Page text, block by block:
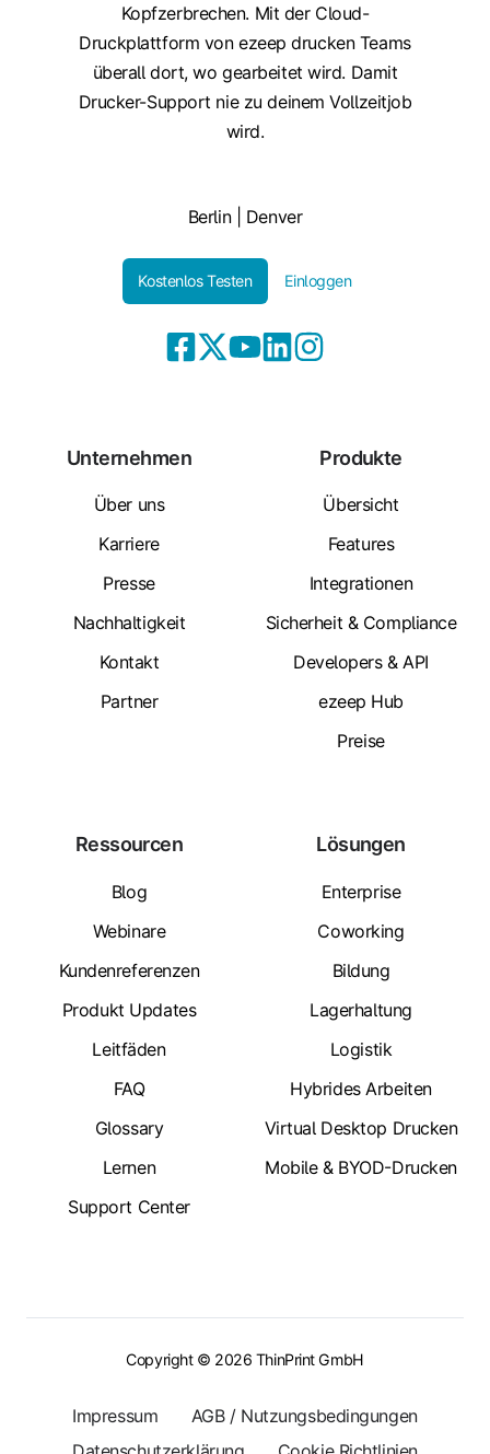
Kopfzerbrechen. Mit der Cloud-
Druckplattform von ezeep drucken Teams
überall dort, wo gearbeitet wird. Damit
Drucker-Support nie zu deinem Vollzeitjob
wird.
Berlin | Denver
Kostenlos Testen Einloggen
Unternehmen
Über uns
Karriere
Presse
Nachhaltigkeit
Kontakt
Partner
Produkte
Übersicht
Features
Integrationen
Sicherheit & Compliance
Developers & API
ezeep Hub
Preise
Ressourcen
Blog
Webinare
Kundenreferenzen
Produkt Updates
Leitfäden
FAQ
Glossary
Lernen
Support Center
Lösungen
Enterprise
Coworking
Bildung
Lagerhaltung
Logistik
Hybrides Arbeiten
Virtual Desktop Drucken
Mobile & BYOD-Drucken
Copyright © 2026 ThinPrint GmbH
Impressum
AGB / Nutzungsbedingungen